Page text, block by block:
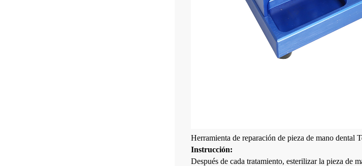
Herramienta de reparación de pieza de mano dental
Instrucción:
Después de cada tratamiento, esterilizar la pieza de